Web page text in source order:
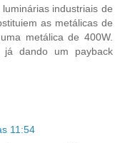
industriais de
as metálicas de
metálica de 400W.
já dando um payback
11:54